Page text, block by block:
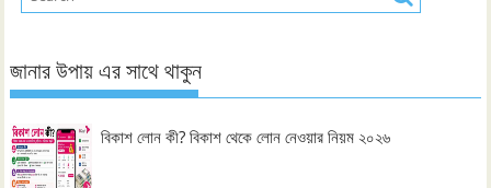
জানার উপায় এর সাথে থাকুন
বিকাশ লোন কী? বিকাশ থেকে লোন নেওয়ার নিয়ম ২০২৬